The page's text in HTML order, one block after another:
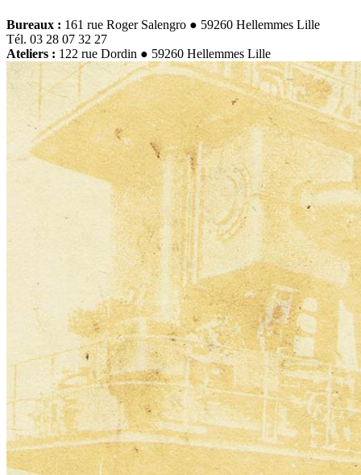
Bureaux : 161 rue Roger Salengro ● 59260 Hellemmes Lille
Tél. 03 28 07 32 27
Ateliers : 122 rue Dordin ● 59260 Hellemmes Lille